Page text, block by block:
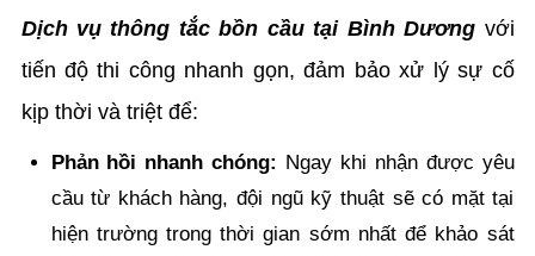
Dịch vụ thông tắc bồn cầu tại Bình Dương với
tiến độ thi công nhanh gọn, đảm bảo xử lý sự cố
kịp thời và triệt để:
Phản hồi nhanh chóng: Ngay khi nhận được yêu
cầu từ khách hàng, đội ngũ kỹ thuật sẽ có mặt tại
hiện trường trong thời gian sớm nhất để khảo sát